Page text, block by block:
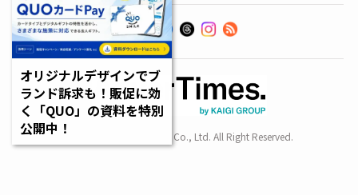
Copyright SENDENKAIGI Co., Ltd. All Right Reserved.
オリジナルデザインでブ
ランド訴求も！販促に効
く「QUO」の資料を特別
公開中！